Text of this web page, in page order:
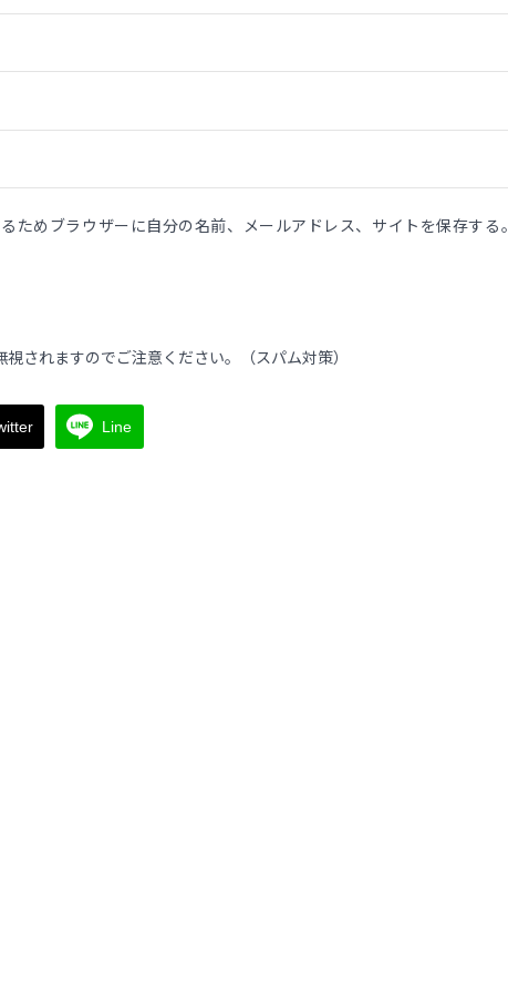
ためブラウザーに自分の名前、メールアドレス、サイトを保存する。
されますのでご注意ください。（スパム対策）
Line